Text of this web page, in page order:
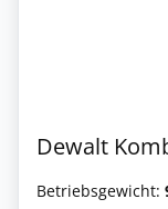
Dewalt
Betriebsgewicht: